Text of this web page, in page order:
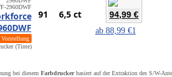
2960DWF
Vorstellung
(Tinte)
91 6,5 ct 94,99 €
ab 88,99 €1
bei diesem Farbdruckerbasiert auf der Extraktion des S/W-